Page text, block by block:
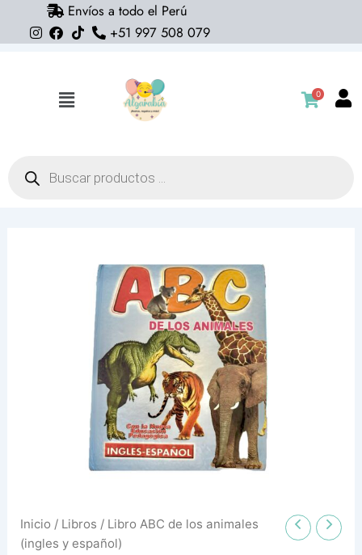
Envíos a todo el Perú
+51 997 508 079
Flyout
0
productos
Inicio / Libros / Libro ABC de los animales
(ingles y español)